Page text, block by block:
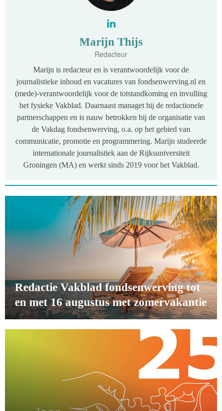
Marijn Thijs
Redacteur
Marijn is redacteur en is verantwoordelijk voor de
journalistieke inhoud en vacatures van fondsenwerving.nl en
(mede)-verantwoordelijk voor de totstandkoming en invulling
het fysieke Vakblad. Daarnaast managet hij de redactionele
partnerschappen en is nauw betrokken bij de organisatie van
de Vakdag fondsenwerving, o.a. op het gebied van
communicatie, promotie en programmering. Marijn studeerde
internationale journalistiek aan de Rijksuniversiteit
Groningen (MA) en werkt sinds 2019 voor het Vakblad.
Redactie Vakblad fondsenwerving tot
en met 16 augustus met zomervakantie